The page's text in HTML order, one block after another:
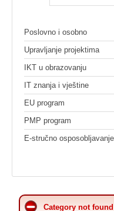
Poslovno i osobno
Upravljanje projektima
IKT u obrazovanju
IT znanja i vještine
EU program
PMP program
E-stručno osposobljavanje
Category not found